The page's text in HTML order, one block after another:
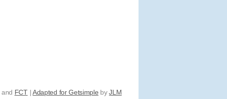
and FCT| Adapted for Getsimple byJLM